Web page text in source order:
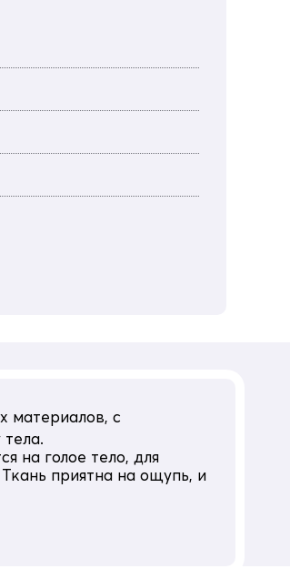
материалов, с
на голое тело, для
приятна на ощупь, и